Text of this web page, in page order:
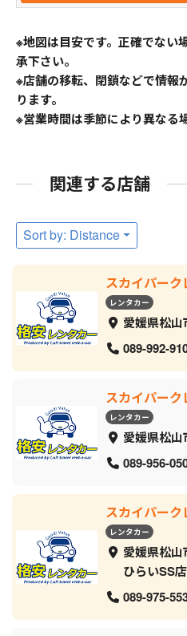
※地図は目安です。正確でない
承下さい。
※店舗の移転、閉鎖などで情報
ります。
※営業時間は季節により異なる
関連する店舗
Sort by: Distance
スカイパー
レンタカー
愛媛県松山
089-992-
スカイパーク
レンタカー
愛媛県松
089-956-
スカイパー
レンタカー
愛媛県松山
ひらいSS
089-975-